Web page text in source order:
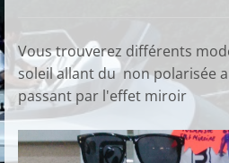
Vous trouverez différents
soleil allant du non polarisée
passant par l'effet miroir